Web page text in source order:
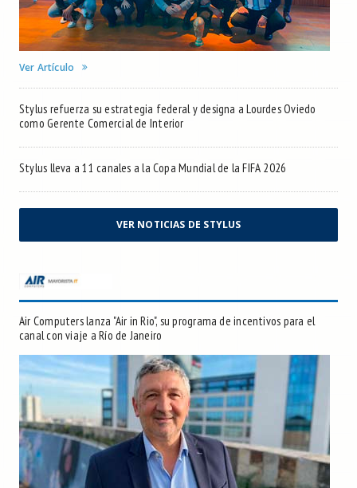
Ver Artículo
Stylus refuerza su estrategia federal y designa a Lourdes Oviedo
como Gerente Comercial de Interior
Stylus lleva a 11 canales a la Copa Mundial de la FIFA 2026
VER NOTICIAS DE STYLUS
Air Computers lanza "Air in Rio", su programa de incentivos para el
canal con viaje a Río de Janeiro